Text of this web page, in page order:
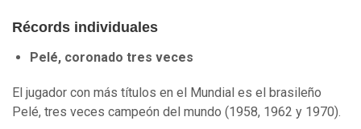
Récords individuales
Pelé, coronado tres veces
El jugador con más títulos en el Mundial es el brasileño
Pelé, tres veces campeón del mundo (1958, 1962 y 1970).